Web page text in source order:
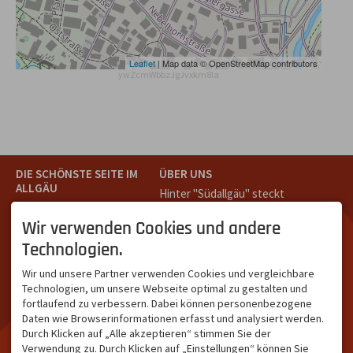
Leaflet | Map data © OpenStreetMap contributors
ywZcmWbbzJgJvxkm8Ia
DIE SCHÖNSTE SEITE IM
ALLGÄU
Teil des Oberallgäus. Es
verbindet die Tourismus-
Destinationen Oberstdorf,
Kleinwalsertal und beliebte
Urlaubsziele wie die
Hörnerdörfer, Alpsee-
Grünten, Oberstaufen oder
Wertach im Allgäu.
ÜBER UNS
Hinter "Südallgäu" steckt
Oberstdorf.
Unser Ziel ist ein attraktives
Leistungsträger im
südlichen Oberallgäu eine
starke Plattform bietet.
Wir verwenden Cookies und andere
Technologien.
Wir und unsere Partner verwenden Cookies und vergleichbare
Technologien, um unsere Webseite optimal zu gestalten und
fortlaufend zu verbessern. Dabei können personenbezogene
Daten wie Browserinformationen erfasst und analysiert werden.
Durch Klicken auf „Alle akzeptieren“ stimmen Sie der
Verwendung zu. Durch Klicken auf „Einstellungen“ können Sie